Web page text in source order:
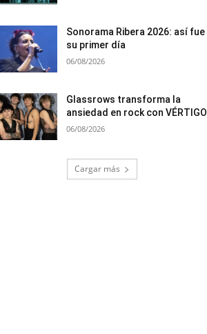
Sonorama Ribera 2026: así fue
su primer día
06/08/2026
Glassrows transforma la
ansiedad en rock con VÉRTIGO
06/08/2026
Cargar más